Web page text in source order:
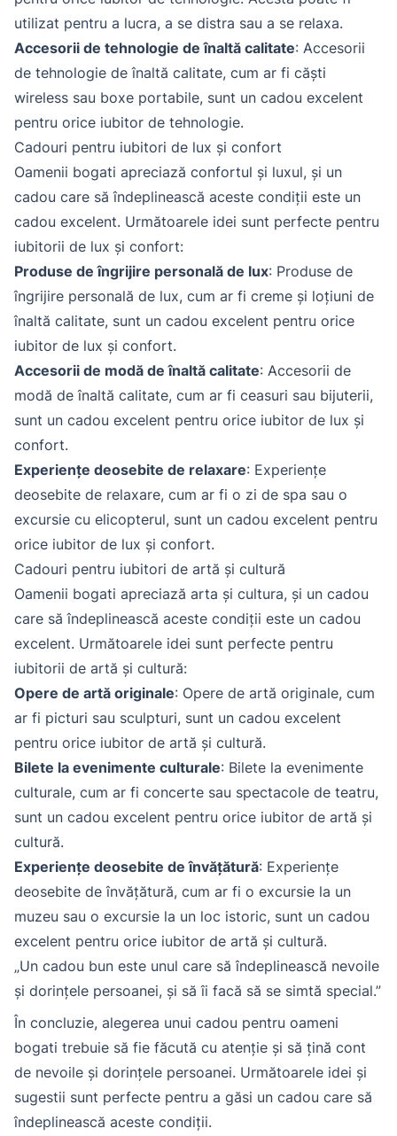
utilizat pentru a lucra, a se distra sau a se relaxa.
Accesorii de tehnologie de înaltă calitate: Accesorii
de tehnologie de înaltă calitate, cum ar fi căști
wireless sau boxe portabile, sunt un cadou excelent
pentru orice iubitor de tehnologie.
Cadouri pentru iubitori de lux și confort
Oamenii bogati apreciază confortul și luxul, și un
cadou care să îndeplinească aceste condiții este un
cadou excelent. Următoarele idei sunt perfecte pentru
iubitorii de lux și confort:
Produse de îngrijire personală de lux: Produse de
îngrijire personală de lux, cum ar fi creme și loțiuni de
înaltă calitate, sunt un cadou excelent pentru orice
iubitor de lux și confort.
Accesorii de modă de înaltă calitate: Accesorii de
modă de înaltă calitate, cum ar fi ceasuri sau bijuterii,
sunt un cadou excelent pentru orice iubitor de lux și
confort.
Experiențe deosebite de relaxare: Experiențe
deosebite de relaxare, cum ar fi o zi de spa sau o
excursie cu elicopterul, sunt un cadou excelent pentru
orice iubitor de lux și confort.
Cadouri pentru iubitori de artă și cultură
Oamenii bogati apreciază arta și cultura, și un cadou
care să îndeplinească aceste condiții este un cadou
excelent. Următoarele idei sunt perfecte pentru
iubitorii de artă și cultură:
Opere de artă originale: Opere de artă originale, cum
ar fi picturi sau sculpturi, sunt un cadou excelent
pentru orice iubitor de artă și cultură.
Bilete la evenimente culturale: Bilete la evenimente
culturale, cum ar fi concerte sau spectacole de teatru,
sunt un cadou excelent pentru orice iubitor de artă și
cultură.
Experiențe deosebite de învățătură: Experiențe
deosebite de învățătură, cum ar fi o excursie la un
muzeu sau o excursie la un loc istoric, sunt un cadou
excelent pentru orice iubitor de artă și cultură.
„Un cadou bun este unul care să îndeplinească nevoile
și dorințele persoanei, și să îi facă să se simtă special.”
În concluzie, alegerea unui cadou pentru oameni
bogati trebuie să fie făcută cu atenție și să țină cont
de nevoile și dorințele persoanei. Următoarele idei și
sugestii sunt perfecte pentru a găsi un cadou care să
îndeplinească aceste condiții.